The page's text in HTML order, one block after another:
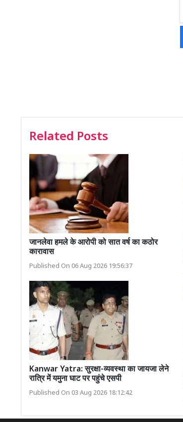
Related Posts
जानलेवा हमले के आरोपी को सात वर्ष का कठोर
कारावास
Published On 06 Aug 2026 19:56:37
Kanwar Yatra: सुरक्षा-व्यवस्था का जायजा लेने
रात्रि में यमुना घाट पर पहुंचे एसपी
Published On 03 Aug 2026 18:12:42